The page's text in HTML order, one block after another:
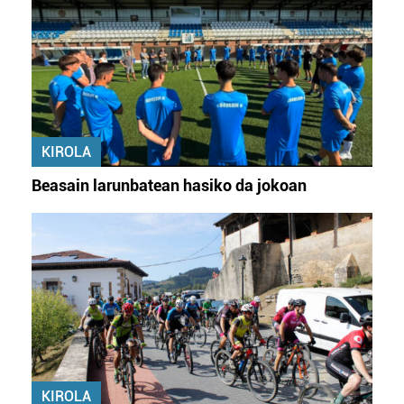
KIROLA
Beasain larunbatean hasiko da jokoan
KIROLA